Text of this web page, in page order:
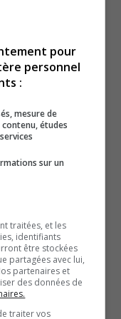
pour
personnel
:
mesure de
études
sur un
traitées, et les
identifiants
être stockées
partagées avec lui,
partenaires et
des données de
traiter vos